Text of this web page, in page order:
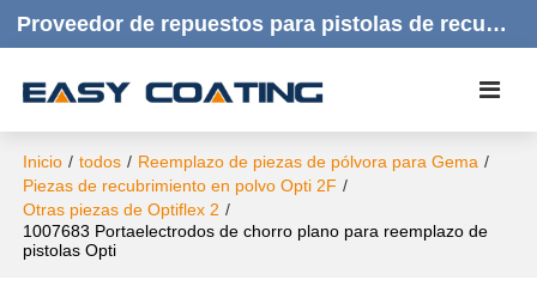
Proveedor de repuestos para pistolas de recubrimiento en polvo | Productos de calidad, respuesta rápida y atención al cliente amable.
Inicio / todos / Reemplazo de piezas de pólvora para Gema /
Piezas de recubrimiento en polvo Opti 2F /
Otras piezas de Optiflex 2 /
1007683 Portaelectrodos de chorro plano para reemplazo de
pistolas Opti